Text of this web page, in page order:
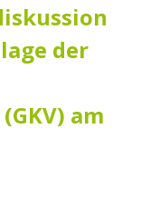
der
am